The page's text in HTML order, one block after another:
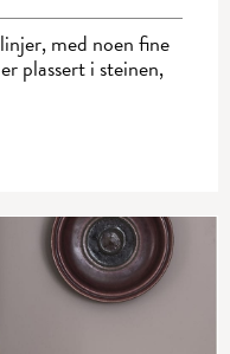
med noen fine
plassert i steinen,